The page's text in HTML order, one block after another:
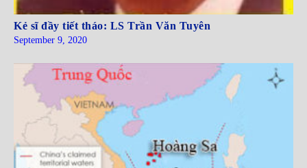
Kẻ sĩ đầy tiết tháo: LS Trần Văn Tuyên
September 9, 2020